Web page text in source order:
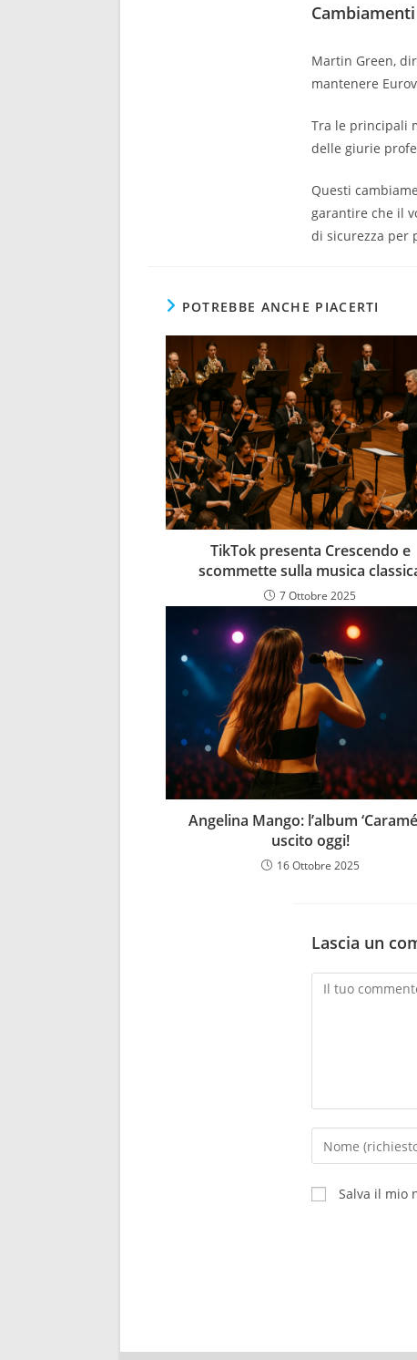
Martin Green,
mantenere
Tra le principali
delle giurie
Questi
garantire che il
di sicurezza per
POTREBBE ANCHE PIACERTI
TikTok presenta Crescendo e
scommette sulla musica
7 Ottobre 2025
Angelina Mango: l’album
uscito oggi!
16 Ottobre 2025
Lascia un
Salva il mio